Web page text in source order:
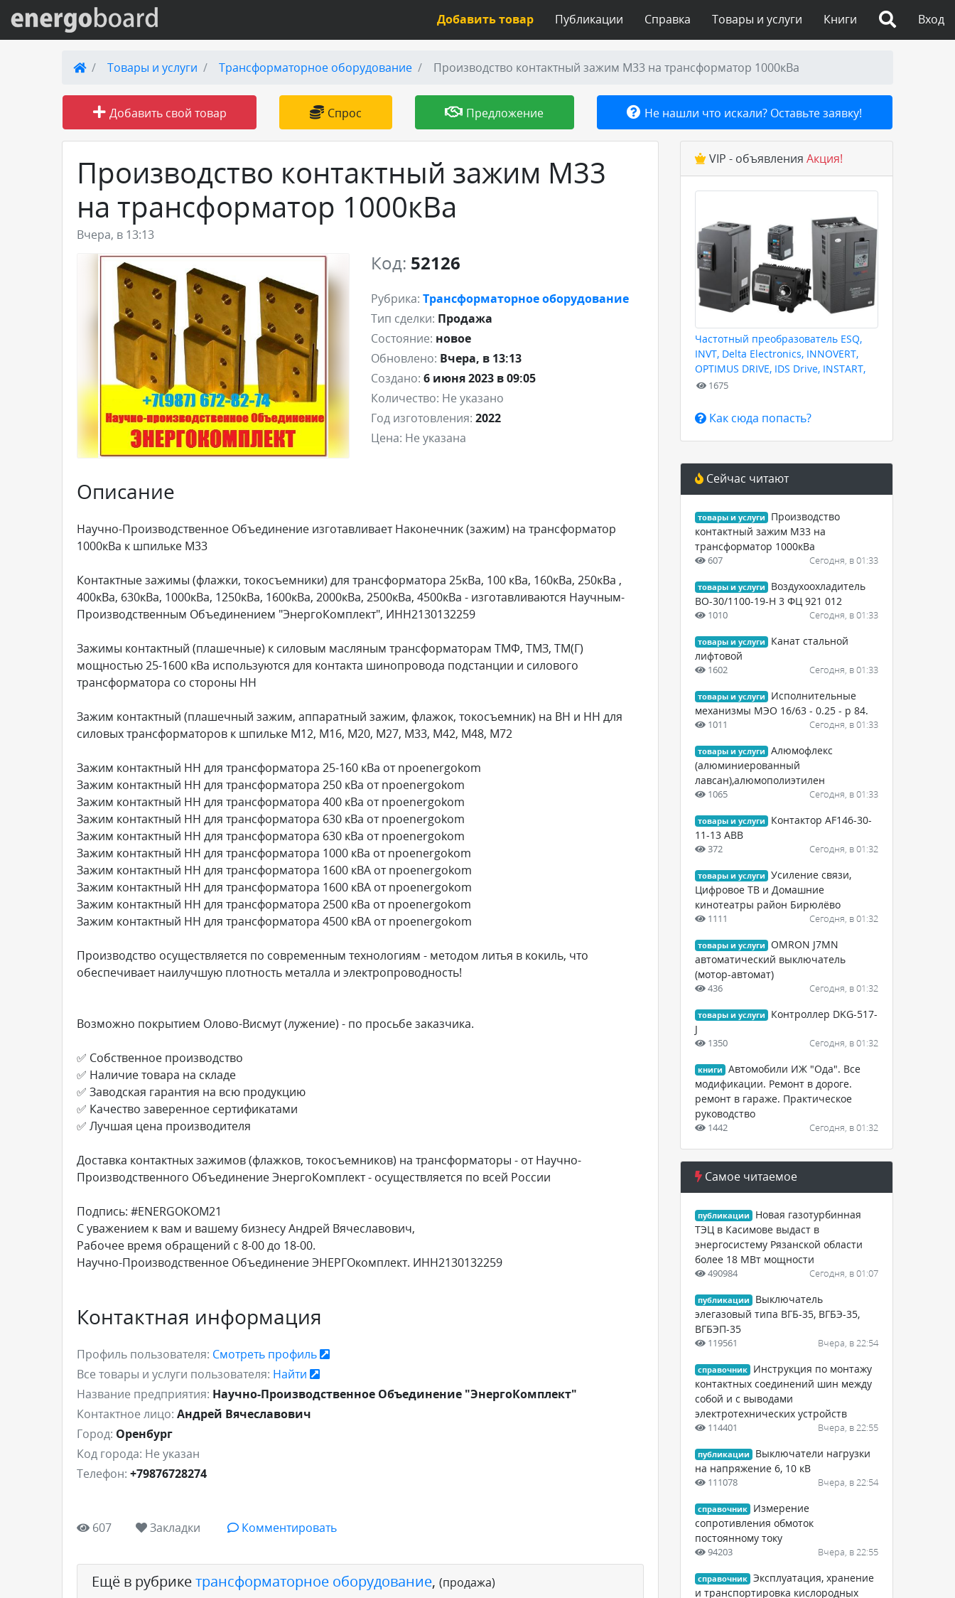
Вход на сайт
Поиск по сайту
Публикации
Товары и услуги
Добавить товар или услугу
Вход
Книги
Товары и услуги
Справка
Публикации
Добавить товар
Товары и услуги Трансформаторное оборудование Производство контактный зажим М33 на трансформатор 1000кВа
Добавить свой товар Спрос Предложение Не нашли что искали? Оставьте заявку!
Производство контактный зажим М33
на трансформатор 1000кВа
Вчера, в 13:13
Код: 52126
Рубрика: Трансформаторное оборудование
Тип сделки: Продажа
Состояние: новое
Обновлено: Вчера, в 13:13
Создано: 6 июня 2023 в 09:05
Количество: Не указано
Год изготовления: 2022
Цена: Не указана
Описание
Научно-Производственное Объединение изготавливает Наконечник (зажим) на трансформатор
1000кВа к шпильке М33
Контактные зажимы (флажки, токосъемники) для трансформатора 25кВа, 100 кВа, 160кВа, 250кВа ,
400кВа, 630кВа, 1000кВа, 1250кВа, 1600кВа, 2000кВа, 2500кВа, 4500кВа - изготавливаются Научным-
Производственным Объединением "ЭнергоКомплект", ИНН2130132259
Зажимы контактный (плашечные) к силовым масляным трансформаторам ТМФ, ТМЗ, ТМ(Г)
мощностью 25-1600 кВа используются для контакта шинопровода подстанции и силового
трансформатора со стороны НН
Зажим контактный (плашечный зажим, аппаратный зажим, флажок, токосъемник) на ВН и НН для
силовых трансформаторов к шпильке М12, М16, М20, М27, М33, М42, М48, М72
Зажим контактный НН для трансформатора 25-160 кВа от npoenergokom
Зажим контактный НН для трансформатора 250 кВа от npoenergokom
Зажим контактный НН для трансформатора 400 кВа от npoenergokom
Зажим контактный НН для трансформатора 630 кВа от npoenergokom
Зажим контактный НН для трансформатора 630 кВа от npoenergokom
Зажим контактный НН для трансформатора 1000 кВа от npoenergokom
Зажим контактный НН для трансформатора 1600 кВА от npoenergokom
Зажим контактный НН для трансформатора 1600 кВА от npoenergokom
Зажим контактный НН для трансформатора 2500 кВа от npoenergokom
Зажим контактный НН для трансформатора 4500 кВА от npoenergokom
Производство осуществляется по современным технологиям - методом литья в кокиль, что
обеспечивает наилучшую плотность металла и электропроводность!
Возможно покрытием Олово-Висмут (лужение) - по просьбе заказчика.
✅ Собственное производство
✅ Наличие товара на складе
✅ Заводская гарантия на всю продукцию
✅ Качество заверенное сертификатами
✅ Лучшая цена производителя
Доставка контактных зажимов (флажков, токосъемников) на трансформаторы - от Научно-
Производственного Объединение ЭнергоКомплект - осуществляется по всей России
Подпись: #ENERGOKOM21
С уважением к вам и вашему бизнесу Андрей Вячеславович,
Рабочее время обращений с 8-00 до 18-00.
Научно-Производственное Объединение ЭНЕРГОкомплект. ИНН2130132259
Контактная информация
Профиль пользователя: Смотреть профиль
Все товары и услуги пользователя: Найти
Название предприятия: Научно-Производственное Объединение "ЭнергоКомплект"
Контактное лицо: Андрей Вячеславович
Город: Оренбург
Код города: Не указан
Телефон: +79876728274
607 Закладки Комментировать
Ещё в рубрикетрансформаторное оборудование, (продажа)
VIP - объявления Акция!
Частотный преобразователь ESQ,
INVT, Delta Electronics, INNOVERT,
OPTIMUS DRIVE, IDS Drive, INSTART,
HYUNDAI для любых задач
1675
Как сюда попасть?
Сейчас читают
товары и услуги
Производство
контактный зажим М33 на
трансформатор 1000кВа
607 Сегодня, в 01:33
товары и услуги
Воздухоохладитель
ВО-30/1100-19-Н 3 ФЦ 921 012
1010 Сегодня, в 01:33
товары и услуги
Канат стальной
лифтовой
1602 Сегодня, в 01:33
товары и услуги
Исполнительные
механизмы МЭО 16/63 - 0.25 - р 84.
1011 Сегодня, в 01:33
товары и услуги
Алюмофлекс
(алюминиерованный
лавсан),алюмополиэтилен
1065 Сегодня, в 01:33
товары и услуги
Контактор AF146-30-
11-13 ABB
372 Сегодня, в 01:32
товары и услуги
Усиление связи,
Цифровое ТВ и Домашние
кинотеатры район Бирюлёво
1111 Сегодня, в 01:32
товары и услуги
OMRON J7MN
автоматический выключатель
(мотор-автомат)
436 Сегодня, в 01:32
товары и услуги
Контроллер DKG-517-
J
1350 Сегодня, в 01:32
книги
Автомобили ИЖ "Ода". Все
модификации. Ремонт в дороге.
ремонт в гараже. Практическое
руководство
1442 Сегодня, в 01:32
Самое читаемое
публикации
Новая газотурбинная
ТЭЦ в Касимове выдаст в
энергосистему Рязанской области
более 18 МВт мощности
490984 Сегодня, в 01:07
публикации
Выключатель
элегазовый типа ВГБ-35, ВГБЭ-35,
ВГБЭП-35
119561 Вчера, в 22:54
справочник
Инструкция по монтажу
контактных соединений шин между
собой и с выводами
электротехнических устройств
114401 Вчера, в 22:55
публикации
Выключатели нагрузки
на напряжение 6, 10 кВ
111078 Вчера, в 22:54
справочник
Измерение
сопротивления обмоток
постоянному току
94203 Вчера, в 22:55
справочник Эксплуатация, хранение
и транспортировка кислородных